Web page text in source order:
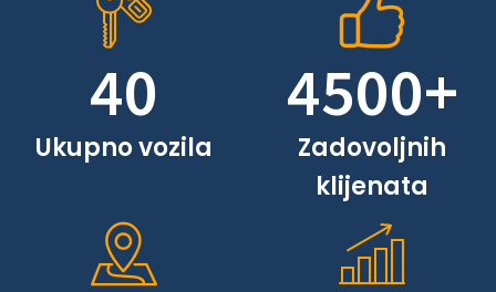
40
Ukupno vozila
4500+
Zadovoljnih
klijenata